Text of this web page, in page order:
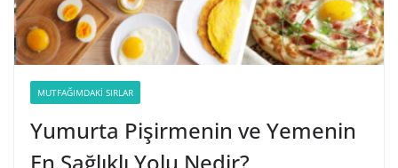
MUTFAĞIMDAKI SIRLAR
Yumurta Pişirmenin ve Yemenin
En Sağlıklı Yolu Nedir?